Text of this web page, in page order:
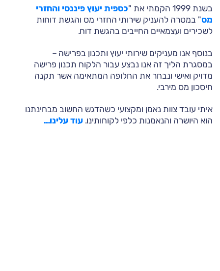
בשנת 1999 הקמתי את "
כספית יעוץ פיננסי והחזרי
מס" במטרה להעניק שירותי החזרי מס והגשת דוחות
לשכירים ועצמאיים החייבים בהגשת דוח.
בנוסף אנו מעניקים שירותי יעוץ ותכנון בפרישה –
במסגרת הליך זה אנו נבצע עבור הלקוח תכנון פרישה
מדויק ואישי ונבחר את החלופה המתאימה אשר תקנה
חיסכון מס מירבי.
איתי עובד צוות נאמן ומקצועי כשהדגש החשוב מבחינתנו
הוא היושרה והנאמנות כלפי לקוחותינו. עוד עלינו…